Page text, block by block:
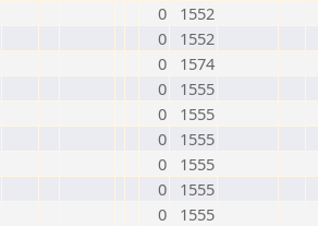
0
1552
0
1552
0
1574
0
1555
0
1555
0
1555
0
1555
0
1555
0
1555